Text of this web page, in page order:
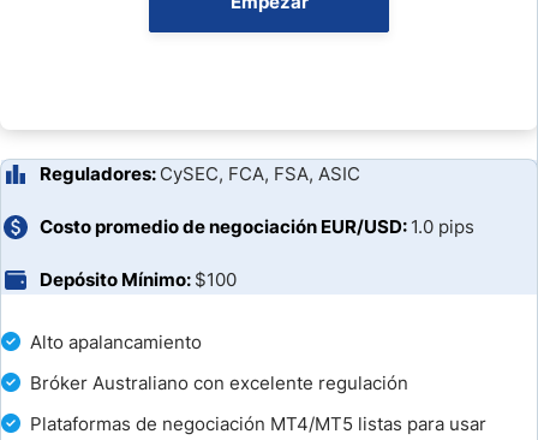
Soporte al cliente
Alto apalancamiento
Bróker Australiano con excelente regulación
Plataformas de negociación MT4/MT5 listas para usar
Reguladores: CySEC, FCA, FSA, ASIC
Costo promedio de negociación EUR/USD: 1.0 pips
Depósito Mínimo: $100